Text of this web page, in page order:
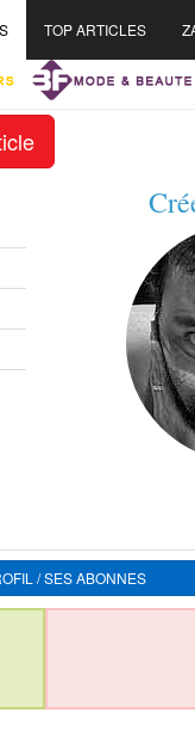
TOP ARTICLES
/ SES ABONNES